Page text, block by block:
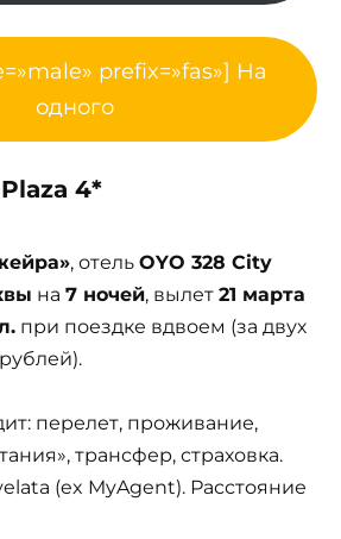
prefix=»fas»] На
одного
4*
, отель OYO 328 City
на 7 ночей, вылет 21 марта
при поездке вдвоем (за двух
перелет, проживание,
трансфер, страховка.
(ex MyAgent). Расстояние